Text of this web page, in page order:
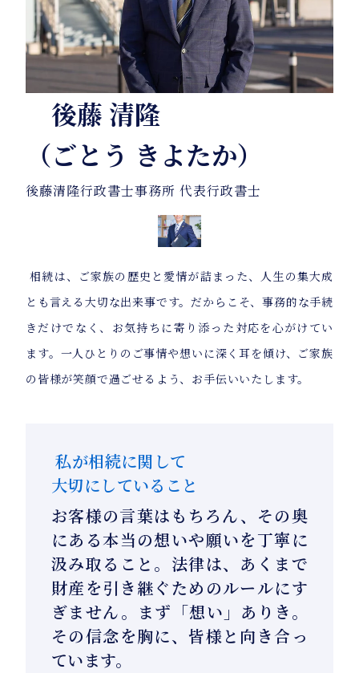
後藤 清隆
（ごとう きよたか）
後藤清隆行政書士事務所 代表行政書士
相続は、ご家族の歴史と愛情が詰まった、人生の集大成
とも言える大切な出来事です。だからこそ、事務的な手続
きだけでなく、お気持ちに寄り添った対応を心がけてい
ます。一人ひとりのご事情や想いに深く耳を傾け、ご家族
の皆様が笑顔で過ごせるよう、お手伝いいたします。
私が相続に関して
大切にしていること
お客様の言葉はもちろん、その奥
にある本当の想いや願いを丁寧に
汲み取ること。法律は、あくまで
財産を引き継ぐためのルールにす
ぎません。まず「想い」ありき。
その信念を胸に、皆様と向き合っ
ています。